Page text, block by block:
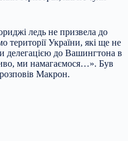
ледь не призвела до
території України, які ще не
делегацією до Вашингтона в
ми намагаємося…». Був
Макрон.